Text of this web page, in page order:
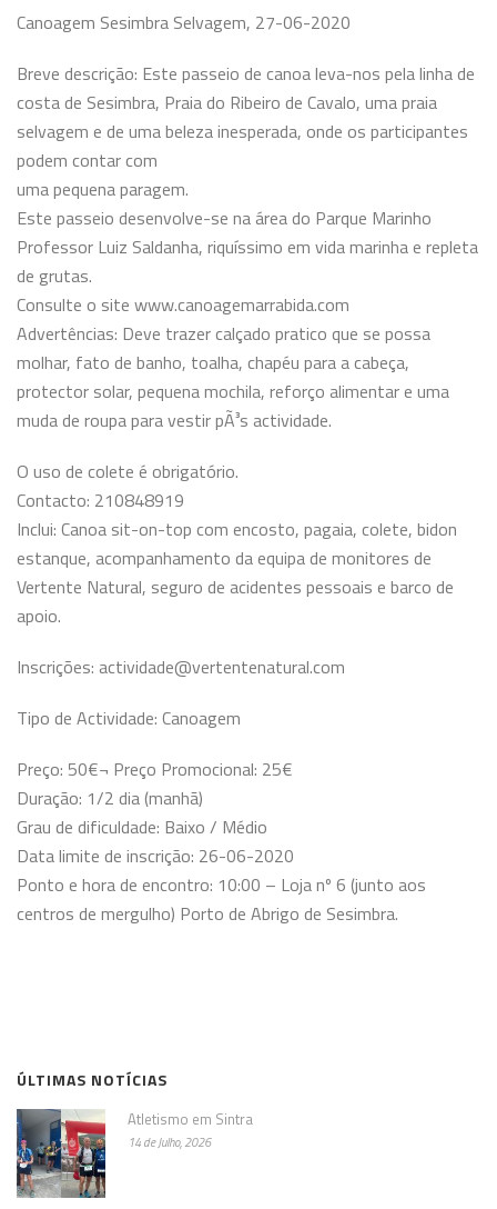
Canoagem Sesimbra Selvagem, 27-06-2020
Breve descrição: Este passeio de canoa leva-nos pela linha de
costa de Sesimbra, Praia do Ribeiro de Cavalo, uma praia
selvagem e de uma beleza inesperada, onde os participantes
podem contar com
uma pequena paragem.
Este passeio desenvolve-se na área do Parque Marinho
Professor Luiz Saldanha, riquíssimo em vida marinha e repleta
de grutas.
Consulte o site www.canoagemarrabida.com
Advertências: Deve trazer calçado pratico que se possa
molhar, fato de banho, toalha, chapéu para a cabeça,
protector solar, pequena mochila, reforço alimentar e uma
muda de roupapara vestir pÃ³s actividade.
O uso de colete é obrigatório.
Contacto: 210848919
Inclui: Canoa sit-on-top com encosto, pagaia, colete, bidon
estanque, acompanhamento da equipa de monitores de
Vertente Natural, seguro de acidentes pessoais e barco de
apoio.
Inscrições: actividade@vertentenatural.com
Tipo de Actividade: Canoagem
Preço: 50€¬ Preço Promocional: 25€
Duração: 1/2 dia (manhã)
Grau de dificuldade: Baixo / Médio
Data limite de inscrição: 26-06-2020
Ponto e hora de encontro: 10:00 – Loja nº 6 (junto aos
centros de mergulho) Porto de Abrigo de Sesimbra.
ÚLTIMAS NOTÍCIAS
Atletismo em Sintra
14 de Julho, 2026